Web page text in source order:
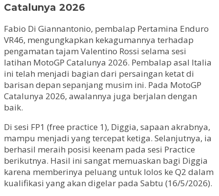
Catalunya 2026
Fabio Di Giannantonio, pembalap Pertamina Enduro
VR46, mengungkapkan kekagumannya terhadap
pengamatan tajam Valentino Rossi selama sesi
latihan MotoGP Catalunya 2026. Pembalap asal Italia
ini telah menjadi bagian dari persaingan ketat di
barisan depan sepanjang musim ini. Pada MotoGP
Catalunya 2026, awalannya juga berjalan dengan
baik.
Di sesi FP1 (free practice 1), Diggia, sapaan akrabnya,
mampu menjadi yang tercepat ketiga. Selanjutnya, ia
berhasil meraih posisi keenam pada sesi Practice
berikutnya. Hasil ini sangat memuaskan bagi Diggia
karena memberinya peluang untuk lolos ke Q2 dalam
kualifikasi yang akan digelar pada Sabtu (16/5/2026).